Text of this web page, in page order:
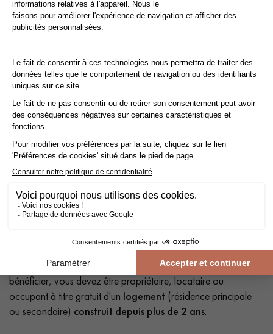
Conseil : Ajoutez unemarge de 10%à votre surface réelle.
Profitez de la TVA réduite à 10% au lieu de 20%
Faites des économies grâce à la
poser votre parquet par un professionnel
s'applique non seulement sur le
parquet, mais aussi sur les accessoires et la pose. Pour en
bénéficier, vous devez être propriétaire, locataire ou
occupant à titre gratuit d'un logement (résidence principale
ou secondaire) construit depuis plus de 2 ans.